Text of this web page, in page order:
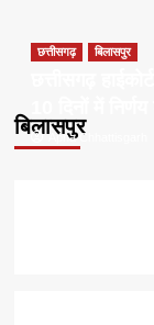
बिलासपुर
छत्तीसगढ़ बिलासपुर
Apna Chhattisgarh